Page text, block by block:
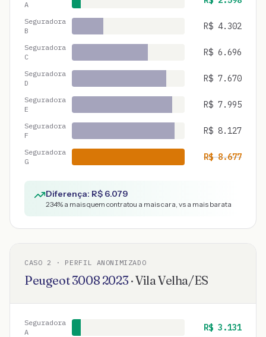
A
Seguradora
B
R$ 4.302
Seguradora
C
R$ 6.696
Seguradora
D
R$ 7.670
Seguradora
E
R$ 7.995
Seguradora
F
R$ 8.127
Seguradora
G
R$8.677
Diferença: R$ 6.079
234% a mais quem contratou a mais cara, vs a mais barata
CASO 2 · PERFIL ANONIMIZADO
Peugeot3008 2023·Vila Velha/ES
Seguradora
A
R$ 3.131